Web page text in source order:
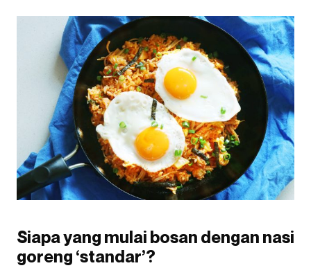
Siapa yang mulai bosan dengan nasi
goreng ‘standar’?